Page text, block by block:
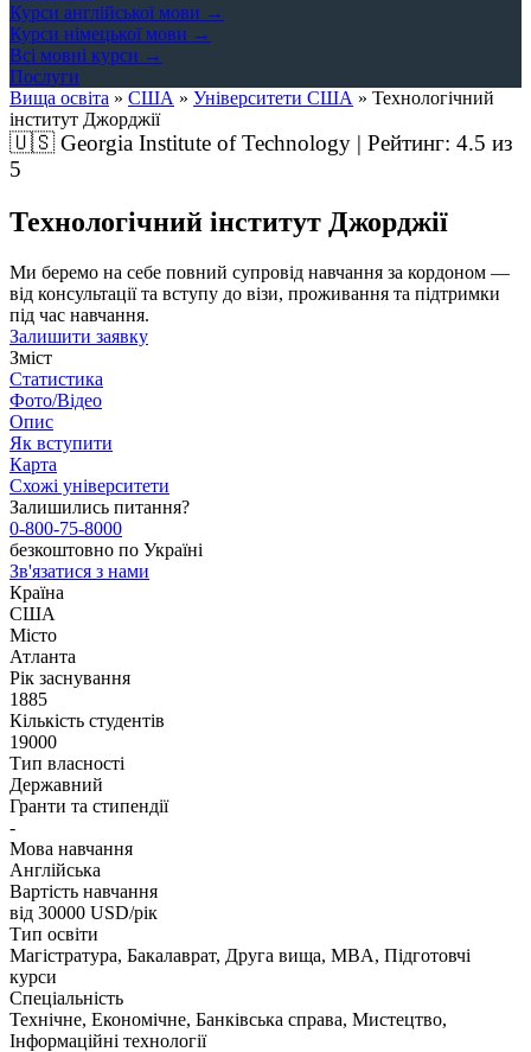
Курси англійської мови →
Курси німецької мови →
Всі мовні курси →
Послуги
Вища освіта » США » Університети США » Технологічний
інститут Джорджії
🇺🇸Georgia Institute of Technology | Рейтинг: 4.5 из
5
Технологічний інститут Джорджії
Ми беремо на себе повний супровід навчання за кордоном —
від консультації та вступу до візи, проживання та підтримки
під час навчання.
Залишити заявку
Зміст
Статистика
Фото/Відео
Опис
Як вступити
Карта
Схожі університети
Залишились питання?
0-800-75-8000
безкоштовно по Україні
Зв'язатися з нами
Країна
США
Місто
Атланта
Рік заснування
1885
Кількість студентів
19000
Тип власності
Державний
Гранти та стипендії
-
Мова навчання
Англійська
Вартість навчання
від 30000 USD/рік
Тип освіти
Магістратура, Бакалаврат, Друга вища, MBA, Підготовчі
курси
Спеціальність
Технічне, Економічне, Банківська справа, Мистецтво,
Інформаційні технології